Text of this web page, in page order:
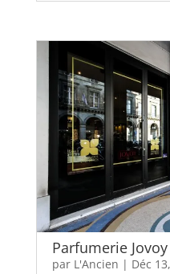
Parfumerie Jovoy
par L'Ancien | Déc